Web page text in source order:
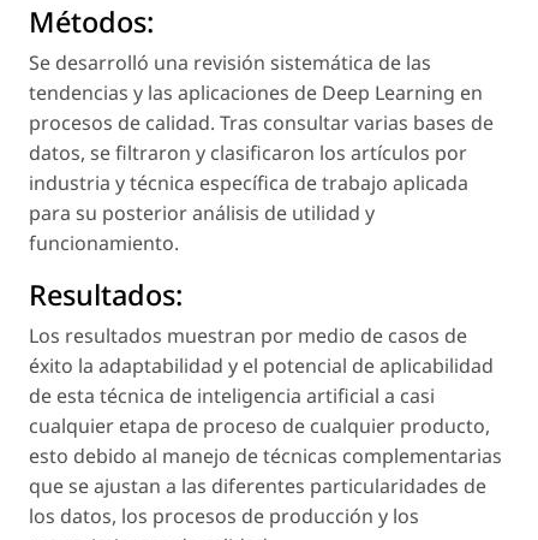
Métodos:
Se desarrolló una revisión sistemática de las
tendencias y las aplicaciones de Deep Learning en
procesos de calidad. Tras consultar varias bases de
datos, se filtraron y clasificaron los artículos por
industria y técnica específica de trabajo aplicada
para su posterior análisis de utilidad y
funcionamiento.
Resultados:
Los resultados muestran por medio de casos de
éxito la adaptabilidad y el potencial de aplicabilidad
de esta técnica de inteligencia artificial a casi
cualquier etapa de proceso de cualquier producto,
esto debido al manejo de técnicas complementarias
que se ajustan a las diferentes particularidades de
los datos, los procesos de producción y los